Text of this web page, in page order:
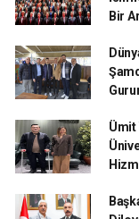
Bir
Ümit